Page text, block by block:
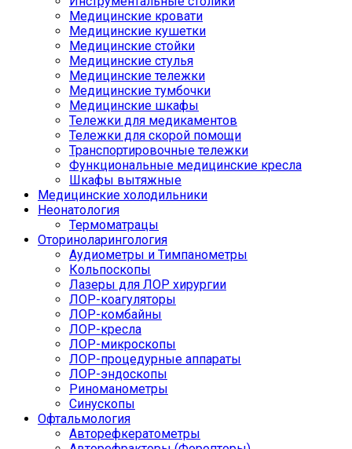
Медицинские кровати
Медицинские кушетки
Медицинские стойки
Медицинские стулья
Медицинские тележки
Медицинские тумбочки
Медицинские шкафы
Тележки для медикаментов
Тележки для скорой помощи
Транспортировочные тележки
Функциональные медицинские кресла
Шкафы вытяжные
Медицинские холодильники
Неонатология
Термоматрацы
Оториноларингология
Аудиометры и Тимпанометры
Кольпоскопы
Лазеры для ЛОР хирургии
ЛОР-коагуляторы
ЛОР-комбайны
ЛОР-кресла
ЛОР-микроскопы
ЛОР-процедурные аппараты
ЛОР-эндоскопы
Риноманометры
Синускопы
Офтальмология
Авторефкератометры